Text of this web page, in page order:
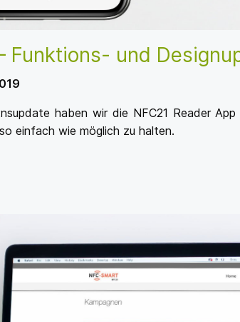
Funktions- und
haben wir die NFC21 Reader
einfach wie möglich zu halten.